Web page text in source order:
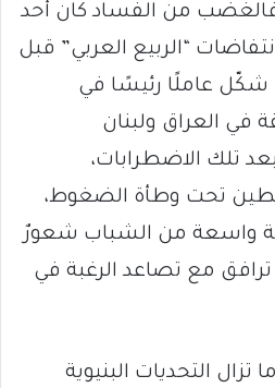
من الفساد كان أحد
“الربيع العربي” قبل
عاملًا رئيسًا في
في العراق ولبنان
عام 2019. وبعد تلك الاضطرابات،
تحت وطأة الضغوط،
واسعة من الشباب شعورٌ
ترافق مع تصاعد الرغبة في
تزال التحديات البنيوية